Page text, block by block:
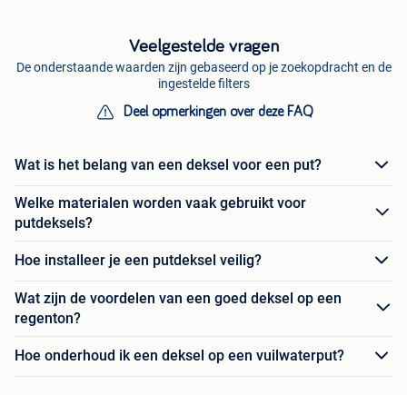
Veelgestelde vragen
De onderstaande waarden zijn gebaseerd op je zoekopdracht en de
ingestelde filters
Deel opmerkingen over deze FAQ
Wat is het belang van een deksel voor een put?
Welke materialen worden vaak gebruikt voor
putdeksels?
Hoe installeer je een putdeksel veilig?
Wat zijn de voordelen van een goed deksel op een
regenton?
Hoe onderhoud ik een deksel op een vuilwaterput?